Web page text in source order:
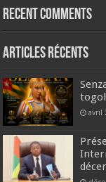
Recent Comments
Articles récents
avril